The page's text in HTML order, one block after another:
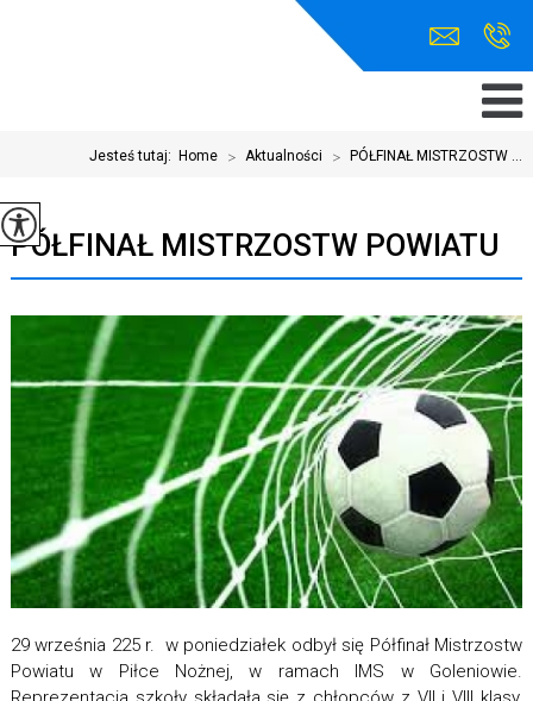
Jesteś tutaj: Home > Aktualności > PÓŁFINAŁ MISTRZOSTW ...
PÓŁFINAŁ MISTRZOSTW POWIATU
29 września 225 r. w poniedziałek odbył się Półfinał Mistrzostw
Powiatu w Piłce Nożnej, w ramach IMS w Goleniowie.